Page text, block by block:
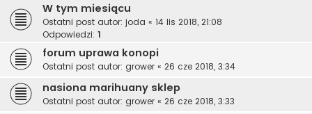
W tym miesiącu
Ostatni post autor: joda « 14 lis 2018, 21:08
Odpowiedzi: 1
forum uprawa konopi
Ostatni post autor: grower « 26 cze 2018, 3:34
nasiona marihuany sklep
Ostatni post autor: grower « 26 cze 2018, 3:33